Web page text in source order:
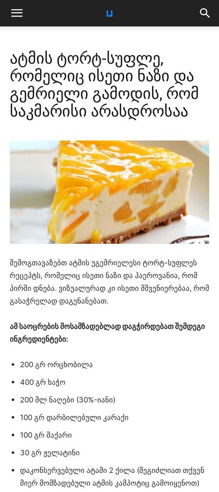
ატმის ტორტ-სუფლე,
რომელიც ისეთი ნაზი და
გემრიელი გამოდის, რომ
საკმარისი არასდროსაა
შემოგთავაზებთ ატმის უგემრიელესი ტორტ-სუფლეს
რეცეპტს, რომელიც ისეთი ნაზი და ჰაეროვანია, რომ
პირში დნება. ვიზუალურად კი ისეთი მშვენიერებაა, რომ
გასაჭრელად დაგენანებათ.
ამ საოცრების მოსამზადებლად დაგჭირდებათ შემდეგი
ინგრედიენტები:
200 გრ ორცხობილა
400 გრ ხაჭო
200 მლ ნაღები (30%-იანი)
100 გრ დარბილებული კარაქი
100 გრ შაქარი
30 გრ ჟელატინი
დაკონსერვებული ატამი 2 ქილა (შეგიძლიათ თქვენ
მიერ მომზადებული ატმის კამპოტიც გამოიყენოთ)